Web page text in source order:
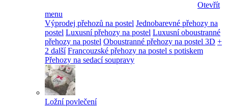
Otevřít
menu
Výprodej přehozů na postel Jednobarevné přehozy na
postel Luxusní přehozy na postel Luxusní oboustranné
přehozy na postel Oboustranné přehozy na postel 3D +
2 další Francouzské přehozy na postel s potiskem
Přehozy na sedací soupravy
Ložní povlečení